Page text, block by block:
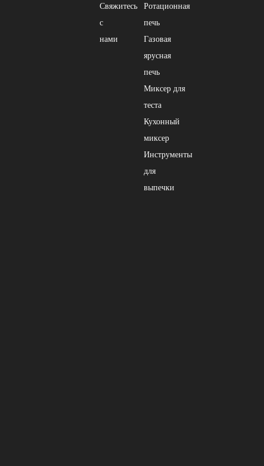
Свяжитесь
с
нами
Ротационная
печь
Газовая
ярусная
печь
Миксер для
теста
Кухонный
миксер
Инструменты
для
выпечки